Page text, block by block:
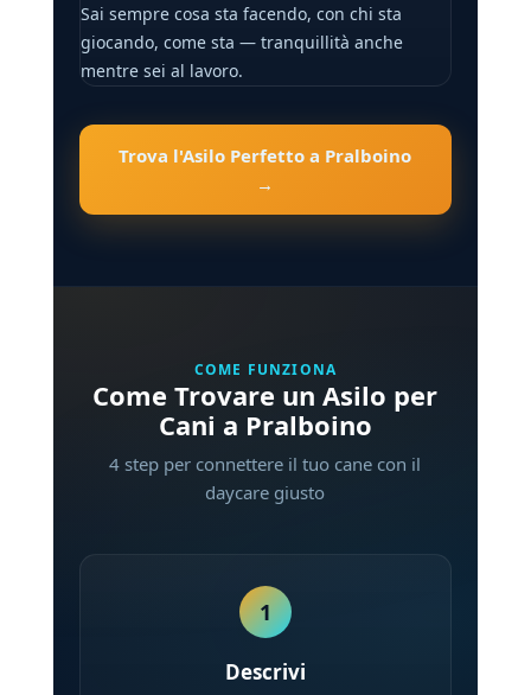
Sai sempre cosa sta facendo, con chi sta
giocando, come sta — tranquillità anche
mentre sei al lavoro.
Trova l'Asilo Perfetto a Pralboino
→
COME FUNZIONA
Come Trovare un Asilo per
Cani a Pralboino
4 step per connettere il tuo cane con il
daycare giusto
1
Descrivi